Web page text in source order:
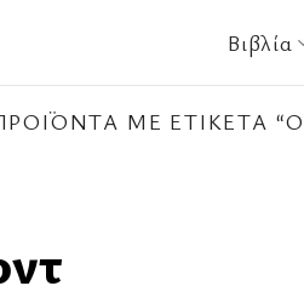
Βιβλία
ΜΕ ΕΤΙΚΈΤΑ